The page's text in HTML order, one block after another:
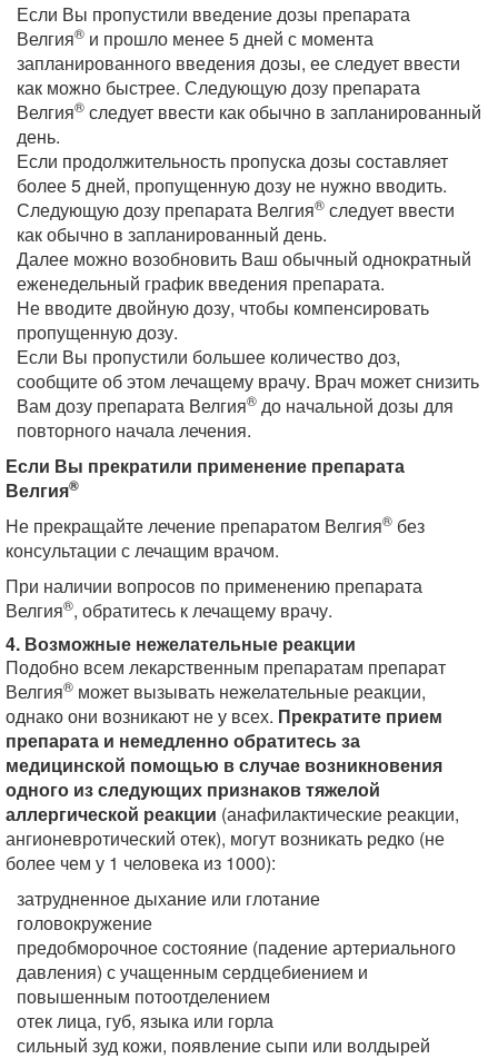
Если Вы пропустили введение дозы препарата
Велгия® и прошло менее 5 дней с момента
запланированного введения дозы, ее следует ввести
как можно быстрее. Следующую дозу препарата
Велгия® следует ввести как обычно в запланированный
день.
Если продолжительность пропуска дозы составляет
более 5 дней, пропущенную дозу не нужно вводить.
Следующую дозу препарата Велгия® следует ввести
как обычно в запланированный день.
Далее можно возобновить Ваш обычный однократный
еженедельный график введения препарата.
Не вводите двойную дозу, чтобы компенсировать
пропущенную дозу.
Если Вы пропустили большее количество доз,
сообщите об этом лечащему врачу. Врач может снизить
Вам дозу препарата Велгия® до начальной дозы для
повторного начала лечения.
Если Вы прекратили применение препарата
Велгия®
Не прекращайте лечение препаратом Велгия® без
консультации с лечащим врачом.
При наличии вопросов по применению препарата
Велгия®, обратитесь к лечащему врачу.
4. Возможные нежелательные реакции
Подобно всем лекарственным препаратам препарат
Велгия® может вызывать нежелательные реакции,
однако они возникают не у всех. Прекратите прием
препарата и немедленно обратитесь за
медицинской помощью в случае возникновения
одного из следующих признаков тяжелой
аллергической реакции (анафилактические реакции,
ангионевротический отек), могут возникать редко (не
более чем у 1 человека из 1000):
затрудненное дыхание или глотание
головокружение
предобморочное состояние (падение артериального
давления) с учащенным сердцебиением и
повышенным потоотделением
отек лица, губ, языка или горла
сильный зуд кожи, появление сыпи или волдырей